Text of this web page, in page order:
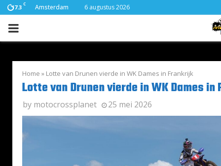
17.3 C Amsterdam 6 augustus 2026
PRIMARY
Home » Lotte van Drunen vierde in WK Dames in Frankrijk
Lotte van Drunen vierde in WK Dames
by motocrossplanet 25 mei 2026